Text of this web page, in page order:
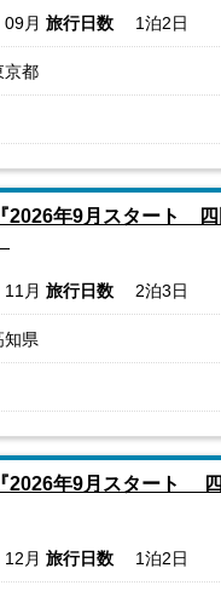
月 旅行日数 1泊2日
京都
2026年9月スタート
月 旅行日数 2泊3日
知県
2026年9月スタート
月 旅行日数 1泊2日